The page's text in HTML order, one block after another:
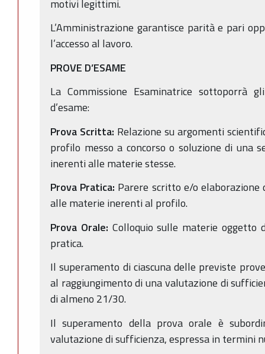
motivi legittimi.
L’Amministrazione garantisce parità e pari
l’accesso al lavoro.
PROVE D’ESAME
La Commissione Esaminatrice sottoporrà
d’esame:
Prova Scritta: Relazione su argomenti
profilo messo a concorso o soluzione di una
inerenti alle materie stesse.
Prova Pratica: Parere scritto e/o
alle materie inerenti al profilo.
Prova Orale: Colloquio sulle materie
pratica.
Il superamento di ciascuna delle previste
al raggiungimento di una valutazione di
di almeno 21/30.
Il superamento della prova orale è
valutazione di sufficienza, espressa in termini